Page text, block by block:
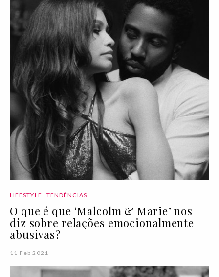
LIFESTYLE TENDÊNCIAS
O que é que ‘Malcolm & Marie’ nos
diz sobre relações emocionalmente
abusivas?
11 Feb 2021